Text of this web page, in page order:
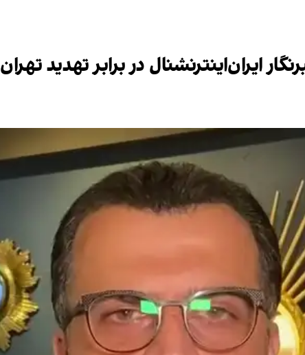
ایران‌اینترنشنال در برابر تهدید تهران